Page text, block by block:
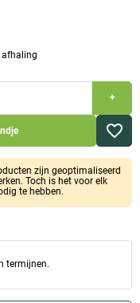
+
zijn geoptimaliseerd
Toch is het voor elk
te hebben.
termijnen.
afhaling